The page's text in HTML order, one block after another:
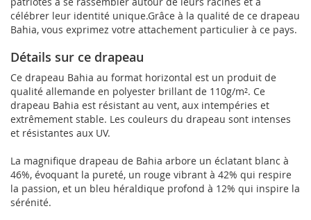
célébrer leur identité unique.Grâce à la qualité de ce drapeau
Bahia, vous exprimez votre attachement particulier à ce pays.
Détails sur ce drapeau
Ce drapeau Bahia au format horizontal est un produit de
qualité allemande en polyester brillant de 110g/m². Ce
drapeau Bahia est résistant au vent, aux intempéries et
extrêmement stable. Les couleurs du drapeau sont intenses
et résistantes aux UV.
La magnifique drapeau de Bahia arbore un éclatant blanc à
46%, évoquant la pureté, un rouge vibrant à 42% qui respire
la passion, et un bleu héraldique profond à 12% qui inspire la
sérénité.